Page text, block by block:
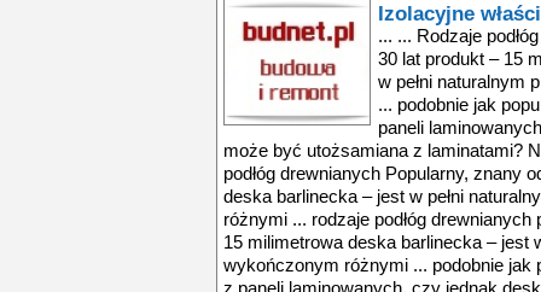
Izolacyjne
... ... Rodzaje
30 lat produkt – 15
w pełni naturalnym
... podobnie jak
paneli
może być utożsamiana z laminatami?
podłóg drewnianych Popularny, znany
deska barlinecka – jest w pełni
różnymi ... rodzaje podłóg
15 milimetrowa deska barlinecka – jest
wykończonym różnymi ... podobnie jak